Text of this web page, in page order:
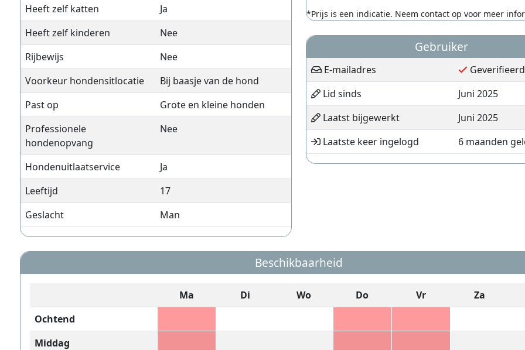
Heeft zelf katten
Ja
Heeft zelf kinderen
Nee
Rijbewijs
Nee
Voorkeur hondensitlocatie
Bij baasje van de hond
Past op
Grote en kleine honden
Professionele
hondenopvang
Nee
Hondenuitlaatservice
Ja
Leeftijd
17
Geslacht
Man
*Prijs is een indicatie. Neem contact op voor meer
Gebruiker
E-mailadres
Geverifieerd
Lid sinds
Juni 2025
Laatst bijgewerkt
Juni 2025
Laatste keer ingelogd
6 maanden
Beschikbaarheid
Ma Di Wo Do Vr Za
Ochtend
Middag